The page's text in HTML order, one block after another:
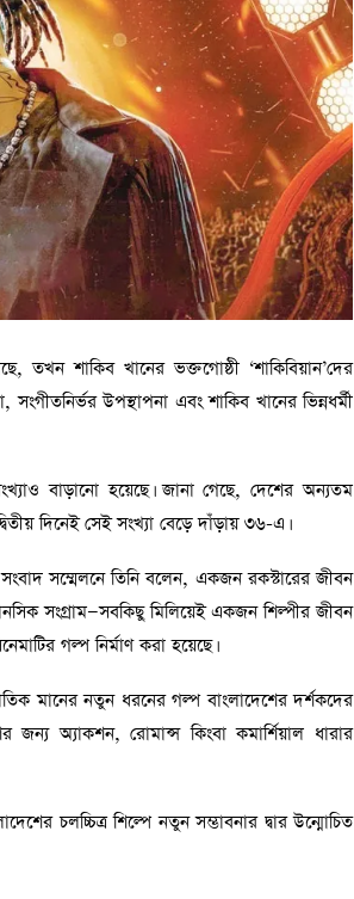
তখন শাকিব খানের ভক্তগোষ্ঠী ‘শাকিবিয়ান’দের
উপস্থাপনা এবং শাকিব খানের ভিন্নধর্মী
বাড়ানো হয়েছে। জানা গেছে, দেশের অন্যতম
দিনেই সেই সংখ্যা বেড়ে দাঁড়ায় ৩৬-এ।
সম্মেলনে তিনি বলেন, একজন রকস্টারের জীবন
সংগ্রাম—সবকিছু মিলিয়েই একজন শিল্পীর জীবন
গল্প নির্মাণ করা হয়েছে।
মানের নতুন ধরনের গল্প বাংলাদেশের দর্শকদের
জন্য অ্যাকশন, রোমান্স কিংবা কমার্শিয়াল ধারার
চলচ্চিত্র শিল্পে নতুন সম্ভাবনার দ্বার উন্মোচিত